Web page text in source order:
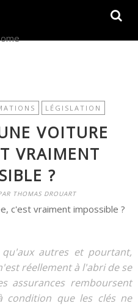
LÉGISLATION
VOITURE
VRAIMENT
?
THOMAS DROUART
autres et pourtant,
réellement à l'abri de se
assurances remboursent
condition que les clés ne